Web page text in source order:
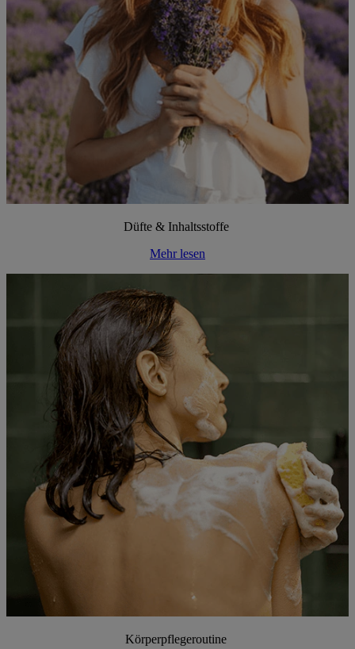
Düfte & Inhaltsstoffe
Mehr lesen
Körperpflegeroutine